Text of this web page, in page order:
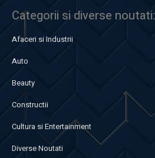
Categorii si diverse noutati:
Afaceri si Industrii
Auto
Beauty
Constructii
Cultura si Entertainment
Diverse Noutati